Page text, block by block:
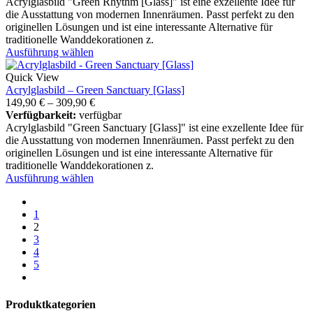
die Ausstattung von modernen Innenräumen. Passt perfekt zu den
originellen Lösungen und ist eine interessante Alternative für
traditionelle Wanddekorationen z.
Ausführung wählen
Quick View
Acrylglasbild – Green Sanctuary [Glass]
149,90 € – 309,90 €
Verfügbarkeit: verfügbar
Acrylglasbild "Green Sanctuary [Glass]" ist eine exzellente Idee für
die Ausstattung von modernen Innenräumen. Passt perfekt zu den
originellen Lösungen und ist eine interessante Alternative für
traditionelle Wanddekorationen z.
Ausführung wählen
1
2
3
4
5
Produktkategorien